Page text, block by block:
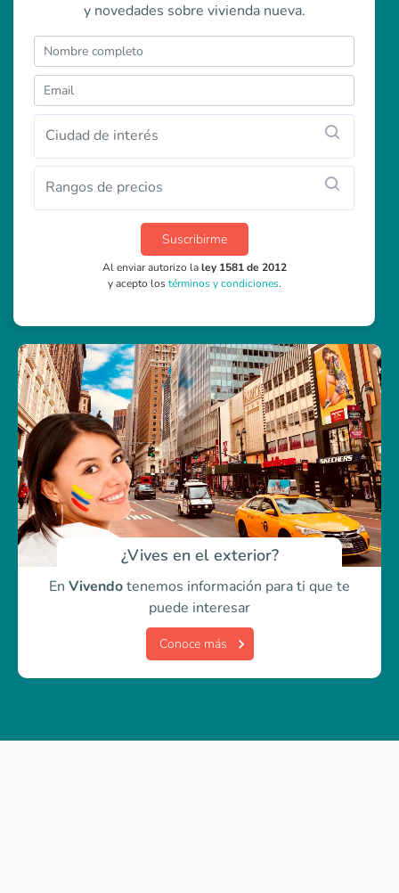
y novedades sobre vivienda nueva.
Ciudad de interés
Rangos de precios
Suscribirme
Al enviar autorizo laley 1581 de 2012
y acepto lostérminos y condiciones.
¿Vives en el exterior?
En Vivendotenemos información para ti que te
puede interesar
Conoce más